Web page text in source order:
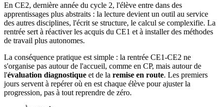
En CE2, dernière année du cycle 2, l'élève entre dans des
apprentissages plus abstraits : la lecture devient un outil au service
des autres disciplines, l'écrit se structure, le calcul se complexifie. La
rentrée sert à réactiver les acquis du CE1 et à installer des méthodes
de travail plus autonomes.
La conséquence pratique est simple : la rentrée CE1-CE2 ne
s'organise pas autour de l'accueil, comme en CP, mais autour de
l'évaluation diagnostique et de la remise en route. Les premiers
jours servent à repérer où en est chaque élève pour ajuster la
progression, pas à tout reprendre de zéro.